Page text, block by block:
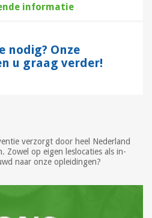
informatie
nodig? Onze
u graag verder!